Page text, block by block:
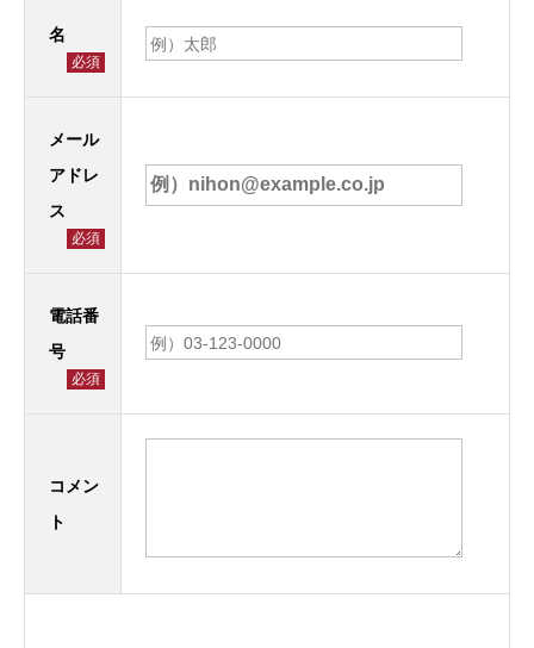
名
必須
メール
アドレ
ス
必須
電話番
号
必須
コメン
ト